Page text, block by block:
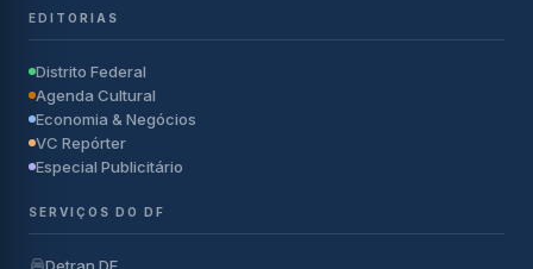
EDITORIAS
Distrito Federal
Agenda Cultural
Economia & Negócios
VC Repórter
Especial Publicitário
SERVIÇOS DO DF
Detran DF